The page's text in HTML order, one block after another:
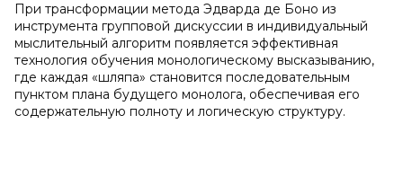
При трансформации метода Эдварда де Боно из
инструмента групповой дискуссии в индивидуальный
мыслительный алгоритм появляется эффективная
технология обучения монологическому высказыванию,
где каждая «шляпа» становится последовательным
пунктом плана будущего монолога, обеспечивая его
содержательную полноту и логическую структуру.